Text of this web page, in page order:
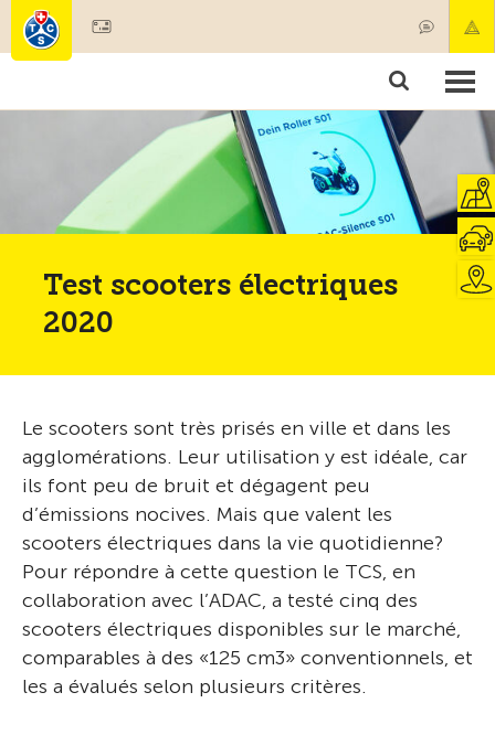
Membres & prestations
Tests, sécurité & santé
Test scooters électriques
2020
Le scooters sont très prisés en ville et dans les
agglomérations. Leur utilisation y est idéale, car
ils font peu de bruit et dégagent peu
d’émissions nocives. Mais que valent les
scooters électriques dans la vie quotidienne?
Pour répondre à cette question le TCS, en
collaboration avec l’ADAC, a testé cinq des
scooters électriques disponibles sur le marché,
comparables à des «125 cm3» conventionnels, et
les a évalués selon plusieurs critères.